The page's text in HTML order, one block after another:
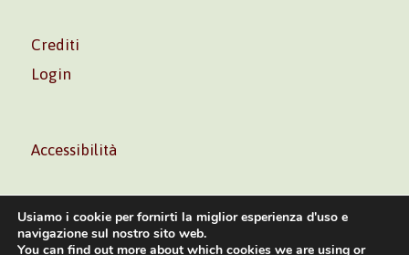
Crediti
Login
Accessibilità
Usiamo i cookie per fornirti la miglior esperienza d'uso e
navigazione sul nostro sito web.
You can find out more about which cookies we are using or